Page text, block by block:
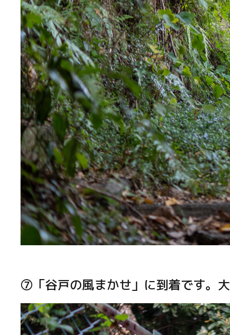
⑦「谷戸の風まかせ」に到着です。